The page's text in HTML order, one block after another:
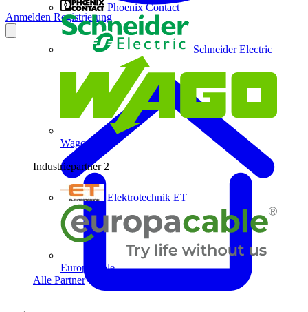
Phoenix Contact
Schneider Electric
Wago
Industriepartner 2
Elektrotechnik ET
Europacable
Alle Partner
Anmelden Registrierung